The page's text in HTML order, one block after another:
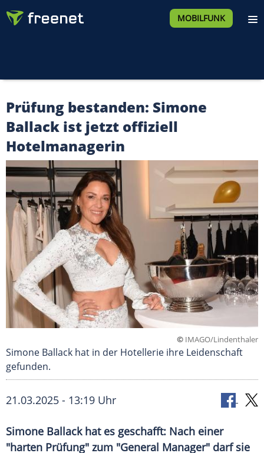
MOBILFUNK
Prüfung bestanden: Simone
Ballack ist jetzt offiziell
Hotelmanagerin
© IMAGO/Lindenthaler
Simone Ballack hat in der Hotellerie ihre Leidenschaft
gefunden.
21.03.2025 - 13:19 Uhr
Simone Ballack hat es geschafft: Nach einer
"harten Prüfung" zum "General Manager" darf sie